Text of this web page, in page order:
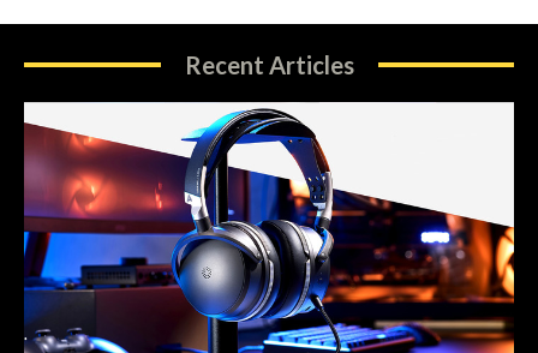
Recent Articles